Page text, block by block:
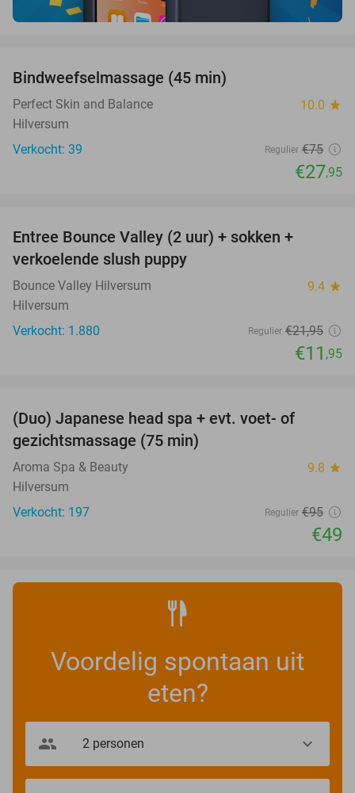
Bindweefselmassage (45 min)
Perfect Skin and Balance 10.0 star
Hilversum
Verkocht: 39
Regulier €75
€27,95
Entree Bounce Valley (2 uur) + sokken +
verkoelende slush puppy
Bounce Valley Hilversum 9.4 star
Hilversum
Verkocht: 1.880
Regulier €21,95
€11 ,95
(Duo) Japanese head spa + evt. voet- of
gezichtsmassage (75 min)
Aroma Spa & Beauty 9.8 star
Hilversum
Verkocht: 197
Regulier €95
€49
Voordelig spontaan uit
eten?